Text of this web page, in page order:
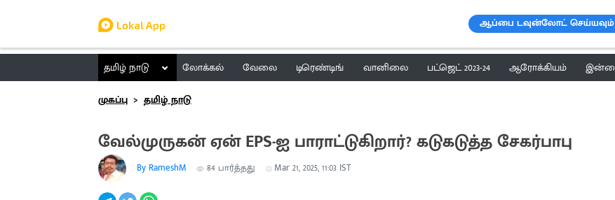
ஆப்பை டவுன்லோட் செய்யவும்
தமிழ் நாடு லோக்கல் வேலை டிரெண்டிங் வானிலை பட்ஜெட் 2023-24 ஆரோக்கியம்
முகப்பு
தமிழ் நாடு
வேல்முருகன் ஏன் EPS-ஐ பாராட்டுகிறார்? கடுகடுத்த சேகர்பாபு
By RameshM 84 பார்த்தது Mar 21, 2025, 11:03 IST